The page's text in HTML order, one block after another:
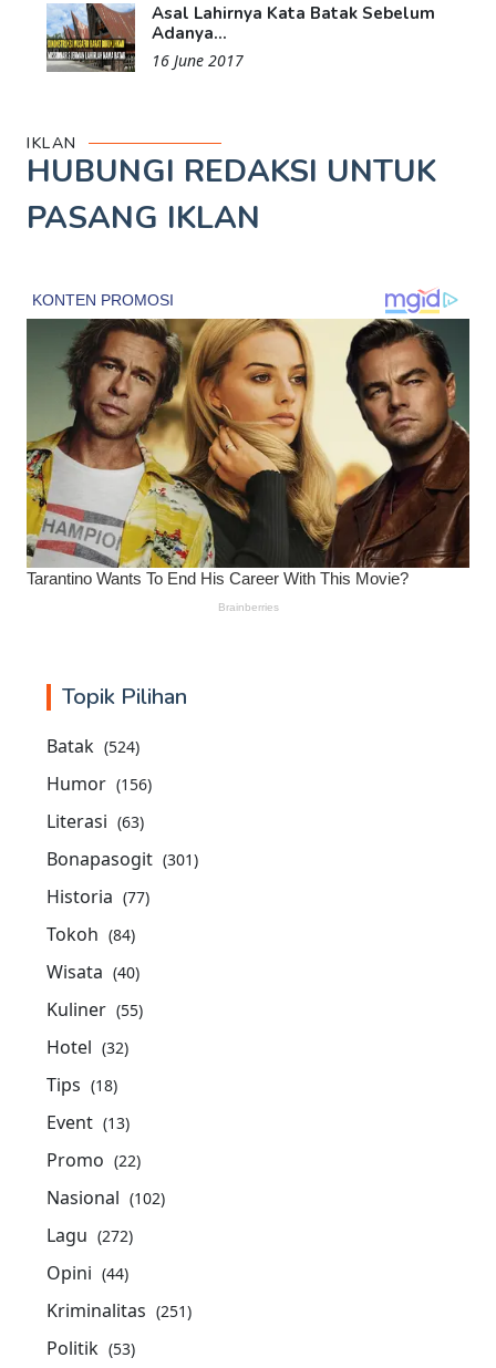
Asal Lahirnya Kata Batak Sebelum
Adanya...
16 June 2017
IKLAN
HUBUNGI REDAKSI UNTUK
PASANG IKLAN
Topik Pilihan
Batak (524)
Humor (156)
Literasi (63)
Bonapasogit (301)
Historia (77)
Tokoh (84)
Wisata (40)
Kuliner (55)
Hotel (32)
Tips (18)
Event (13)
Promo (22)
Nasional (102)
Lagu (272)
Opini (44)
Kriminalitas (251)
Politik (53)